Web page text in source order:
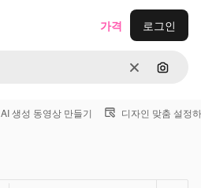
지우기이미지
가격 로그인
AI 생성 동영상 만들기 디자인 맞춤 설정